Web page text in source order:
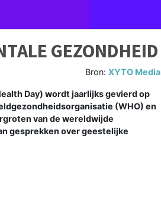
GEZONDHEID
Bron:XYTO Media
Day) wordt jaarlijks gevierd op
(WHO) en
van de wereldwijde
gesprekken over geestelijke